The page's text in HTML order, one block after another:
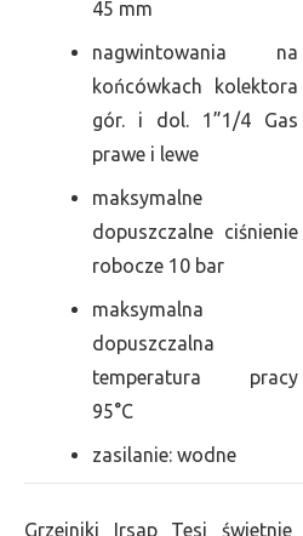
45 mm
nagwintowania na
końcówkach kolektora
gór. i dol. 1”1/4 Gas
prawe i lewe
maksymalne
dopuszczalne ciśnienie
robocze 10 bar
maksymalna
dopuszczalna
temperatura pracy
95°C
zasilanie: wodne
Grzejniki Irsap Tesi